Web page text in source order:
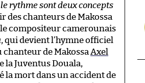
rythme sont deux concepts
des chanteurs de Makossa
compositeur camerounais
, qui devient l’hymne officiel
chanteur de Makossa Axel
la Juventus Douala,
la mort dans un accident de